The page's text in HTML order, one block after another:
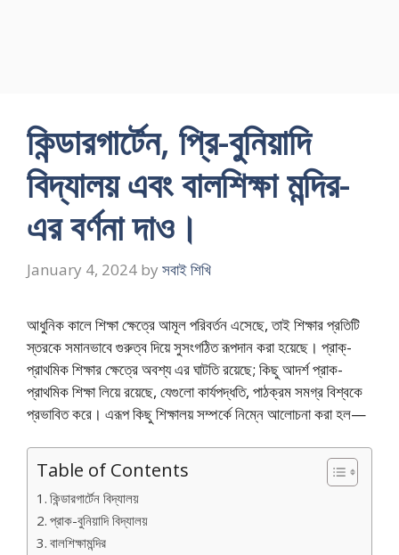
কিন্ডারগার্টেন, প্রি-বুনিয়াদি
বিদ্যালয় এবং বালশিক্ষা মন্দির-
এর বর্ণনা দাও।
January 4, 2024 by সবাই শিখি
আধুনিক কালে শিক্ষা ক্ষেত্রে আমূল পরিবর্তন এসেছে, তাই শিক্ষার প্রতিটি
স্তরকে সমানভাবে গুরুত্ব দিয়ে সুসংগঠিত রূপদান করা হয়েছে। প্রাক্‌-
প্রাথমিক শিক্ষার ক্ষেত্রে অবশ্য এর ঘাটতি রয়েছে; কিছু আদর্শ প্রাক-
প্রাথমিক শিক্ষা লিয়ে রয়েছে, যেগুলো কার্যপদ্ধতি, পাঠক্রম সমগ্র বিশ্বকে
প্রভাবিত করে। এরূপ কিছু শিক্ষালয় সম্পর্কে নিম্নে আলোচনা করা হল—
Table of Contents
কিন্ডারগার্টেন বিদ্যালয়
প্রাক-বুনিয়াদি বিদ্যালয়
বালশিক্ষামন্দির